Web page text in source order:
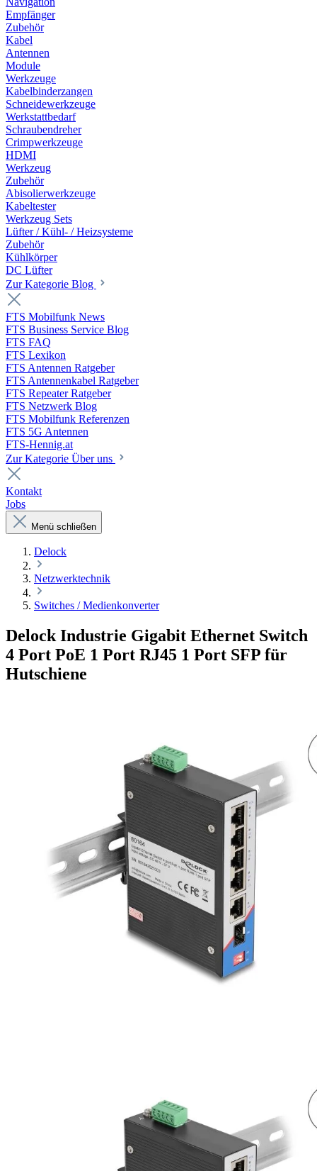
Empfänger
Zubehör
Kabel
Antennen
Module
Werkzeuge
Kabelbinderzangen
Schneidewerkzeuge
Werkstattbedarf
Schraubendreher
Crimpwerkzeuge
HDMI
Werkzeug
Zubehör
Abisolierwerkzeuge
Kabeltester
Werkzeug Sets
Lüfter / Kühl- / Heizsysteme
Zubehör
Kühlkörper
DC Lüfter
Zur Kategorie Blog
FTS Mobilfunk News
FTS Business Service Blog
FTS FAQ
FTS Lexikon
FTS Antennen Ratgeber
FTS Antennenkabel Ratgeber
FTS Repeater Ratgeber
FTS Netzwerk Blog
FTS Mobilfunk Referenzen
FTS 5G Antennen
FTS-Hennig.at
Zur Kategorie Über uns
Kontakt
Jobs
Menü schließen
Delock
Netzwerktechnik
Switches / Medienkonverter
Delock Industrie Gigabit Ethernet Switch
4 Port PoE 1 Port RJ45 1 Port SFP für
Hutschiene